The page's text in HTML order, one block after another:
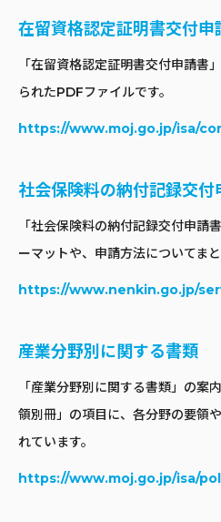
在留資格認定証明書交付申
「在留資格認定証明書交付申請書
られたPDFファイルです。
https://www.moj.go.jp/isa/
社会保険料の納付記録交付
「社会保険料の納付記録交付申請
ーマットや、申請方法についてまと
https://www.nenkin.go.jp/
産業分野別に関する書類
「産業分野別に関する書類」の案
領別冊」の項目に、各分野の要領
れています。
https://www.moj.go.jp/isa/